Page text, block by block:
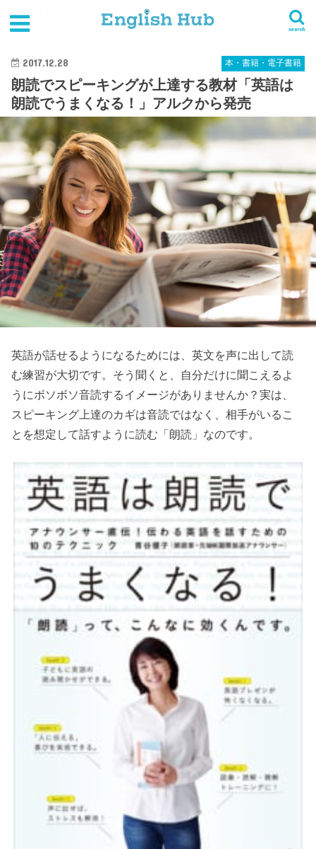
search
本・書籍・電子書籍
朗読でスピーキングが上達する教材「英語は朗読でうまくなる！」アルクから発売
本・書籍・電子書籍
2017.12.28
朗読でスピーキングが上達する教材「英語は
朗読でうまくなる！」アルクから発売
英語が話せるようになるためには、英文を声に出して読
む練習が大切です。そう聞くと、自分だけに聞こえるよ
うにボソボソ音読するイメージがありませんか？実は、
スピーキング上達のカギは音読ではなく、相手がいるこ
とを想定して話すように読む「朗読」なのです。